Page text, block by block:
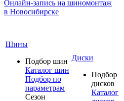
Онлайн-запись на шиномонтаж
в Новосибирске
Шины
Подбор шин
Каталог шин
Подбор по
параметрам
Сезон
Диски
Подбор
дисков
Каталог